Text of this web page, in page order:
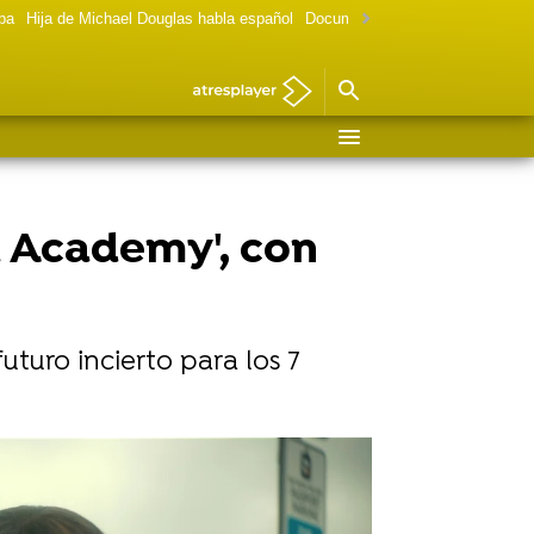
Hija de Michael Douglas habla español Documental Las chicas Gilmore
con
incierto para los 7